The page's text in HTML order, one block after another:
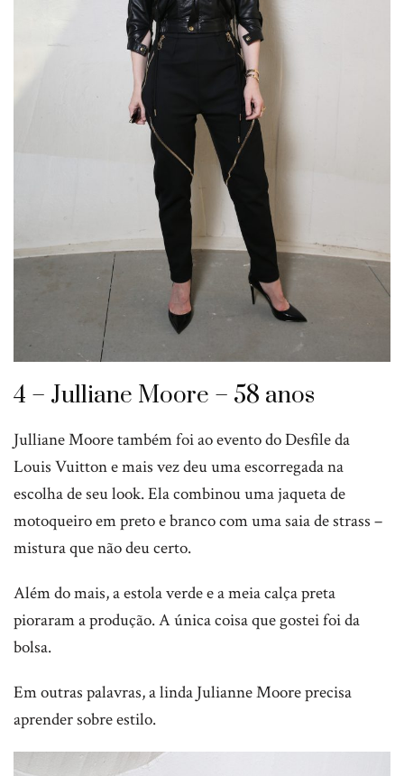
4 – Julliane Moore – 58 anos
Julliane Moore também foi ao evento do Desfile da
Louis Vuitton e mais vez deu uma escorregada na
escolha de seu look. Ela combinou uma jaqueta de
motoqueiro em preto e branco com uma saia de strass –
mistura que não deu certo.
Além do mais, a estola verde e a meia calça preta
pioraram a produção. A única coisa que gostei foi da
bolsa.
Em outras palavras, a linda Julianne Moore precisa
aprender sobre estilo.